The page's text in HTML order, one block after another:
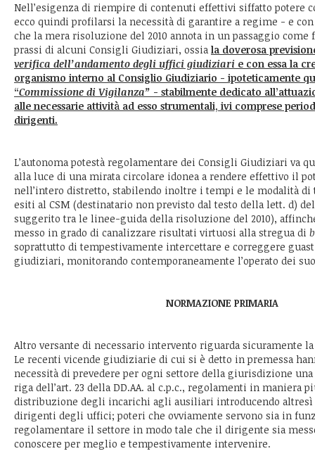
Nell’esigenza di riempire di contenuti effettivi siffatto potere
ecco quindi profilarsi la necessità di garantire a regime - e
che la mera risoluzione del 2010 annota in un passaggio come
prassi di alcuni Consigli Giudiziari, ossia la doverosa
verifica dell’andamento degli uffici giudiziari e con essa la
organismo interno al Consiglio Giudiziario - ipoteticamente
“Commissione di Vigilanza” - stabilmente dedicato
alle necessarie attività ad esso strumentali, ivi comprese
dirigenti.
L’autonoma potestà regolamentare dei Consigli Giudiziari va
alla luce di una mirata circolare idonea a rendere effettivo il
nell’intero distretto, stabilendo inoltre i tempi e le modalità di
esiti al CSM (destinatario non previsto dal testo della lett. d)
suggerito tra le linee-guida della risoluzione del 2010),
messo in grado di canalizzare risultati virtuosi alla stregua di
soprattutto di tempestivamente intercettare e correggere
giudiziari, monitorando contemporaneamente l’operato dei
NORMAZIONE PRIMARIA
Altro versante di necessario intervento riguarda sicuramente
Le recenti vicende giudiziarie di cui si è detto in premessa
necessità di prevedere per ogni settore della giurisdizione
riga dell’art. 23 della DD.AA. al c.p.c., regolamenti in maniera
distribuzione degli incarichi agli ausiliari introducendo
dirigenti degli uffici; poteri che ovviamente servono sia in
regolamentare il settore in modo tale che il dirigente sia
conoscere per meglio e tempestivamente intervenire.